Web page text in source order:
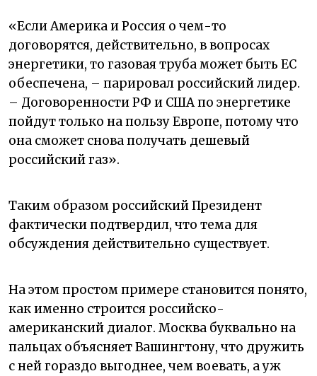
«Если Америка и Россия о чем-то
договорятся, действительно, в вопросах
энергетики, то газовая труба может быть ЕС
обеспечена, – парировал российский лидер.
– Договоренности РФ и США по энергетике
пойдут только на пользу Европе, потому что
она сможет снова получать дешевый
российский газ».
Таким образом российский Президент
фактически подтвердил, что тема для
обсуждения действительно существует.
На этом простом примере становится понято,
как именно строится российско-
американский диалог. Москва буквально на
пальцах объясняет Вашингтону, что дружить
с ней гораздо выгоднее, чем воевать, а уж